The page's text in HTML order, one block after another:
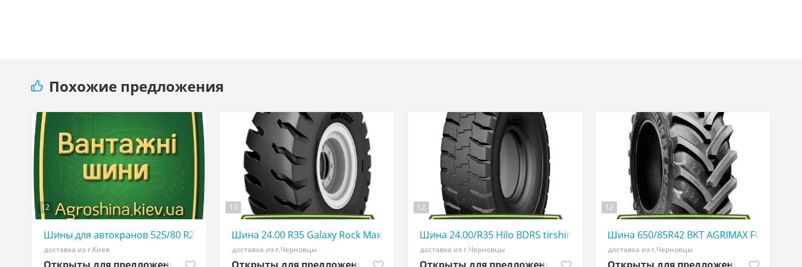
Похожие предложения
12
Шины для автокранов 525/80 R25 - АГРО ШИНА ☎️ 0507773380
доставка из г.Киев
13
Шина 24.00 R35 Galaxy Rock Max E4/L4 tirshina - АГРОШИНА ☎️ 0507773380
доставка из г.Черновцы
12
Шина 24.00/R35 Hilo BDRS tirshina - АГРОШИНА ☎️ 0507773380
доставка из г.Черновцы
12
Шина 650/85R42 BKT AGRIMAX FORCE
доставка из г.Черновцы